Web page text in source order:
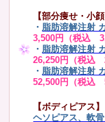
【部分痩せ・小顔
・ 脂肪溶解注射
3,500円（税込
・ 脂肪溶解注射
26,250円（税込
・ 脂肪溶解注射
52,500円（税込
【ボディピアス】
ヘソピアス、軟